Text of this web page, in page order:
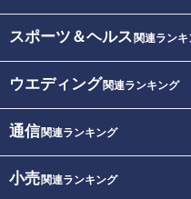
スポーツ＆ヘルス 関連ランキ
ウエディング関連ランキング
通信関連ランキング
小売関連ランキング